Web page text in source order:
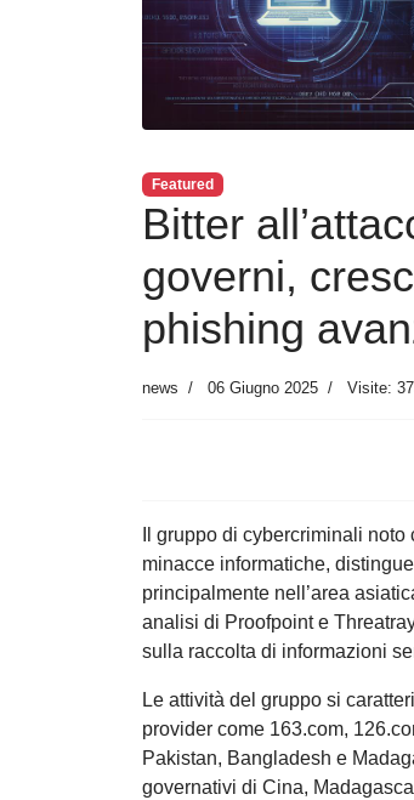
Featured
Bitter
governi,
phishing
news 06 Giugno 2025 Visite:
Il gruppo di cybercriminali
minacce informatiche,
principalmente nell’area
analisi di Proofpoint e
sulla raccolta di informazioni
Le attività del gruppo si
provider come 163.com,
Pakistan, Bangladesh e
governativi di Cina,